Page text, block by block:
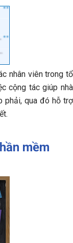
nhân viên trong tổ
cộng tác giúp nhà
phải, qua đó hỗ trợ
mềm